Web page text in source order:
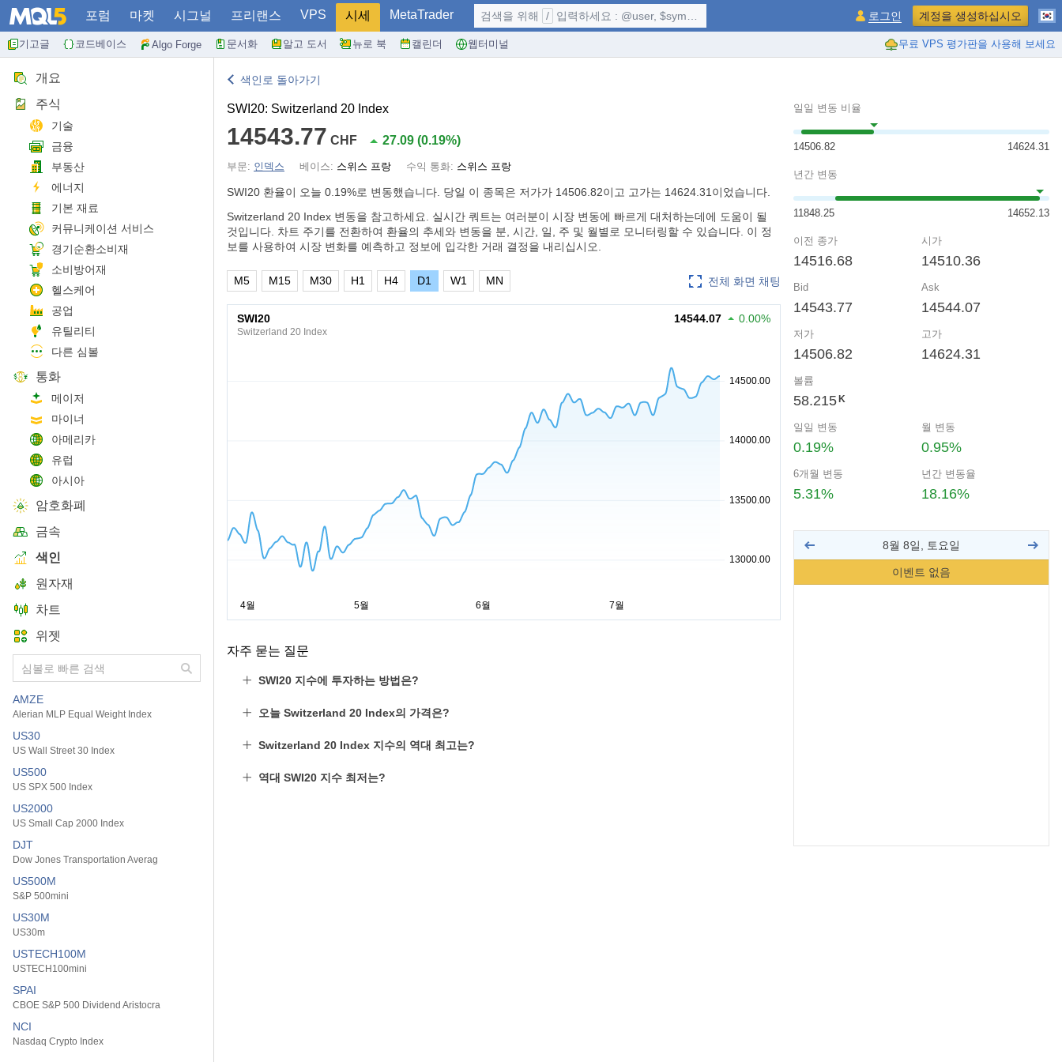
포럼 마켓 시그널 프리랜스 VPS 시세 MetaTrader
기고글 코드베이스 Algo Forge 문서화 알고 도서 뉴로 북 캘린더 웹터미널 무료 VPS 평가판을 사용해 보세요
검색을 위해 / 입력하세요 : @user, $symbol, ... 로그인 계정을 생성하십시오
개요
주식
기술
금융
부동산
에너지
기본 재료
커뮤니케이션 서비스
경기순환소비재
소비방어재
헬스케어
공업
유틸리티
다른 심볼
통화
메이저
마이너
아메리카
유럽
아시아
암호화폐
금속
색인
원자재
차트
위젯
AMZE
Alerian MLP Equal Weight Index
US30
US Wall Street 30 Index
US500
US SPX 500 Index
US2000
US Small Cap 2000 Index
DJT
Dow Jones Transportation Averag
US500M
S&P 500mini
US30M
US30m
USTECH100M
USTECH100mini
SPAI
CBOE S&P 500 Dividend Aristocra
NCI
Nasdaq Crypto Index
색인로 돌아가기
SWI20: Switzerland 20 Index
14543.77 CHF 27.09 (0.19%)
부문: 인덱스 베이스: 스위스 프랑 수익 통화: 스위스 프랑
SWI20 환율이 오늘 0.19%로 변동했습니다. 당일 이 종목은 저가가 14506.82이고 고가는 14624.31이었습니다.
Switzerland 20 Index 변동을 참고하세요. 실시간 쿼트는 여러분이 시장 변동에 빠르게 대처하는데에 도움이 될
것입니다. 차트 주기를 전환하여 환율의 추세와 변동을 분, 시간, 일, 주 및 월별로 모니터링할 수 있습니다. 이 정
보를 사용하여 시장 변화를 예측하고 정보에 입각한 거래 결정을 내리십시오.
전체 화면 채팅
M5 M15 M30 H1 H4 D1 W1 MN
SWI20
Switzerland 20 Index
14544.07 0.00%
자주 묻는 질문
SWI20 지수에 투자하는 방법은?
오늘 Switzerland 20 Index의 가격은?
Switzerland 20 Index 지수의 역대 최고는?
역대 SWI20 지수 최저는?
일일 변동 비율
14506.82 14624.31
년간 변동
11848.25 14652.13
이전 종가
14516.68
시가
14510.36
Bid
14543.77
Ask
14544.07
저가
14506.82
고가
14624.31
볼륨
58.215 K
일일 변동
0.19%
월 변동
0.95%
6개월 변동
5.31%
년간 변동율
18.16%
8월 8일, 토요일
이벤트 없음